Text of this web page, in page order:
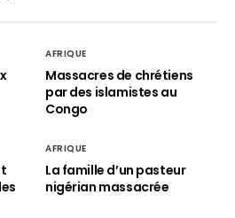
AFRIQUE
Massacres de chrétiens
par des islamistes au
Congo
AFRIQUE
La famille d’un pasteur
nigérian massacrée